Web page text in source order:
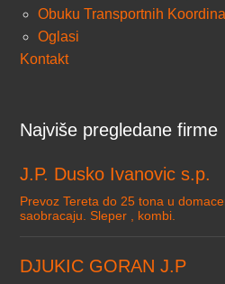
Obuku Transportnih
Oglasi
Kontakt
Najviše pregledane firme
J.P. Dusko Ivanovic s.p.
Prevoz Tereta do 25 tona u
saobracaju. Sleper , kombi.
DJUKIC GORAN J.P